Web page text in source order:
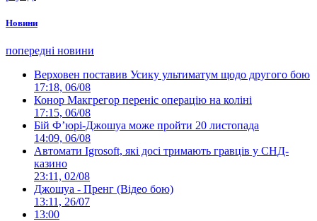
Новини
попередні новини
Верховен поставив Усику ультиматум щодо другого бою
17:18, 06/08
Конор Макгрегор переніс операцію на коліні
17:15, 06/08
Бій Ф’юрі-Джошуа може пройти 20 листопада
14:09, 06/08
Автомати Igrosoft, які досі тримають гравців у СНД-
казино
23:11, 02/08
Джошуа - Пренг (Відео бою)
13:11, 26/07
13:00